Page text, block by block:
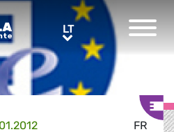
LTLT
FR